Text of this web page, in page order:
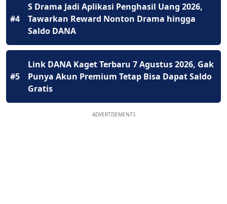
#4
S Drama Jadi Aplikasi Penghasil Uang 2026,
Tawarkan Reward Nonton Drama hingga
Saldo DANA
#5
Link DANA Kaget Terbaru 7 Agustus 2026, Gak
Punya Akun Premium Tetap Bisa Dapat Saldo
Gratis
ADVERTISEMENTS